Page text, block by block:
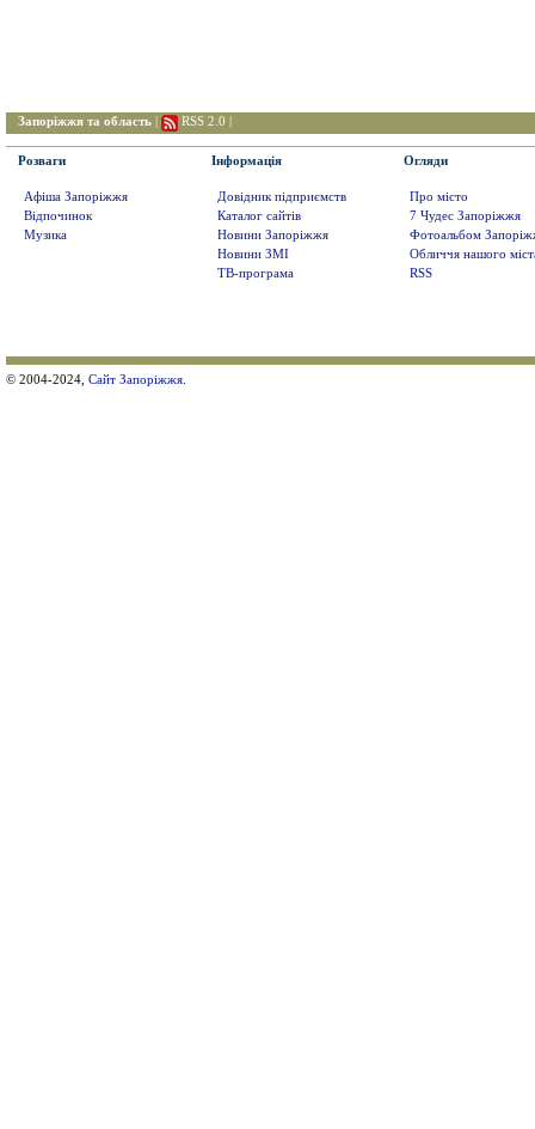
Запоріжжя та область RSS 2.0
Розваги
Афіша Запоріжжя
Відпочинок
Музика
Інформація
Довідник підприємств
Каталог сайтів
Новини Запоріжжя
Новини ЗМІ
ТВ-програма
Огляди
Про місто
7 Чудес Запоріжжя
Фотоальбом
Обличчя нашого
RSS
© 2004-2024, Сайт Запоріжжя